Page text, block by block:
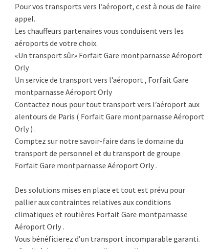
Pour vos transports vers l’aéroport, c est à nous de faire
appel.
Les chauffeurs partenaires vous conduisent vers les
aéroports de votre choix.
«Un transport sûr» Forfait Gare montparnasse Aéroport
Orly
Un service de transport vers l’aéroport , Forfait Gare
montparnasse Aéroport Orly
Contactez nous pour tout transport vers l’aéroport aux
alentours de Paris ( Forfait Gare montparnasse Aéroport
Orly ) .
Comptez sur notre savoir-faire dans le domaine du
transport de personnel et du transport de groupe
Forfait Gare montparnasse Aéroport Orly .
Des solutions mises en place et tout est prévu pour
pallier aux contraintes relatives aux conditions
climatiques et routières Forfait Gare montparnasse
Aéroport Orly .
Vous bénéficierez d’un transport incomparable garanti.